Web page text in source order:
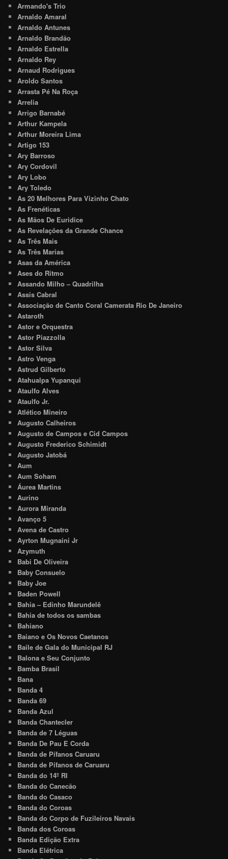
Armando's Trio
Arnaldo Amaral
Arnaldo Antunes
Arnaldo Brandão
Arnaldo Estrella
Arnaldo Rey
Arnaud Rodrigues
Aroldo Santos
Arrasta Pé Na Roça
Arrelia
Arrigo Barnabé
Arthur Kampela
Arthur Moreira Lima
Artigo 153
Ary Barroso
Ary Cordovil
Ary Lobo
Ary Toledo
As 20 Melhores Para Vizinho Chato
As Frenéticas
As Mãos De Euridice
As Revelações da Grande Chance
As Três Mais
As Três Marias
Asas da América
Ases do Ritmo
Assando Milho – Quadrilha
Assis Cabral
Associação de Canto Coral Camerata Rio De Janeiro
Astaroth
Astor e Orquestra
Astor Piazzolla
Astor Silva
Astro Venga
Astrud Gilberto
Atahualpa Yupanqui
Ataulfo Alves
Ataulfo Jr.
Atlético Mineiro
Augusto Calheiros
Augusto de Campos e Cid Campos
Augusto Frederico Schimidt
Augusto Jatobá
Aum
Aum Soham
Áurea Martins
Aurino
Aurora Miranda
Avanço 5
Avena de Castro
Ayrton Mugnaini Jr
Azymuth
Babi De Oliveira
Baby Consuelo
Baby Joe
Baden Powell
Bahia – Edinho Marundelê
Bahia de todos os sambas
Bahiano
Baiano e Os Novos Caetanos
Baile de Gala do Municipal RJ
Balona e Seu Conjunto
Bamba Brasil
Bana
Banda 4
Banda 69
Banda Azul
Banda Chantecler
Banda de 7 Léguas
Banda De Pau E Corda
Banda de Pífanos Caruaru
Banda de Pífanos de Caruaru
Banda do 14º RI
Banda do Canecão
Banda do Casaco
Banda do Coroas
Banda do Corpo de Fuzileiros Navais
Banda dos Coroas
Banda Edição Extra
Banda Elétrica